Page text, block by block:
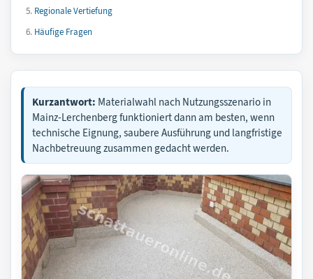
Regionale Vertiefung
Häufige Fragen
Kurzantwort: Materialwahl nach Nutzungsszenario in
Mainz-Lerchenberg funktioniert dann am besten, wenn
technische Eignung, saubere Ausführung und langfristige
Nachbetreuung zusammen gedacht werden.